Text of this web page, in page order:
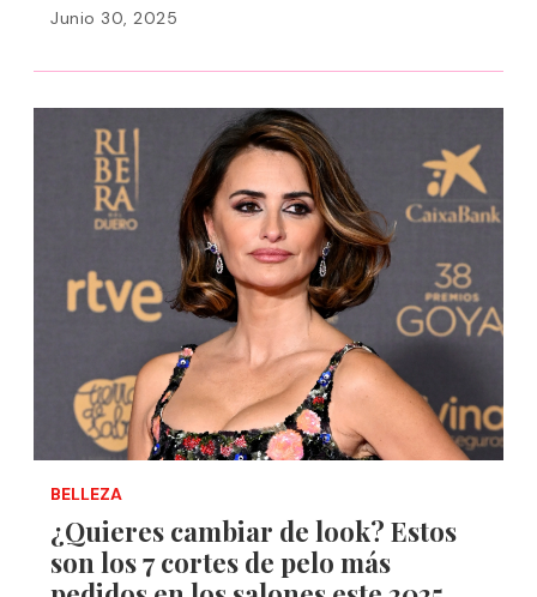
Junio 30, 2025
BELLEZA
¿Quieres cambiar de look? Estos
son los 7 cortes de pelo más